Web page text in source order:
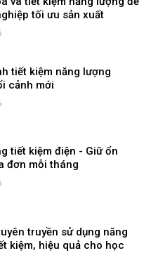
tối ưu sản xuất
tiết kiệm năng lượng
cảnh mới
tiết kiệm điện - Giữ ổn
đơn mỗi tháng
truyền sử dụng năng
kiệm, hiệu quả cho học